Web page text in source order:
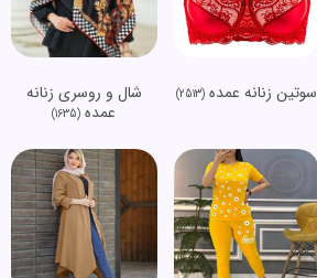
سوتین زنانه عمده (2513)
شال و روسری زنانه
عمده (1635)